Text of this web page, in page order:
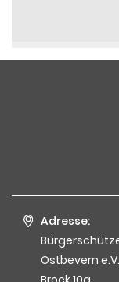
Adresse:
Ostbevern e.V.